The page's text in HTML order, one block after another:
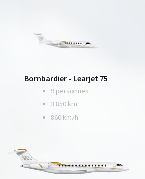
Bombardier - Learjet 75
9 personnes
3 850 km
860 km/h